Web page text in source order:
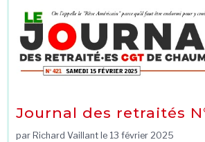
Journal des retraités
par Richard Vaillant le 13 février 2025